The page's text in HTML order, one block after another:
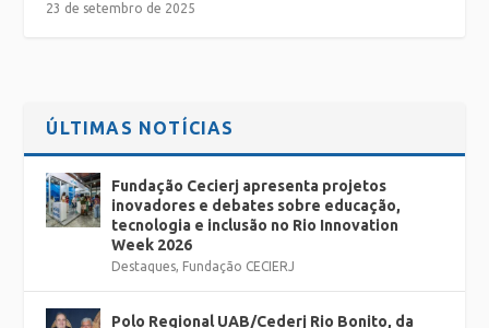
23 de setembro de 2025
ÚLTIMAS NOTÍCIAS
Fundação Cecierj apresenta projetos
inovadores e debates sobre educação,
tecnologia e inclusão no Rio Innovation
Week 2026
Destaques, Fundação CECIERJ
Polo Regional UAB/Cederj Rio Bonito, da